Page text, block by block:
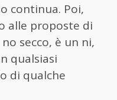
continua. Poi,
alle proposte di
secco, è un ni,
qualsiasi
di qualche